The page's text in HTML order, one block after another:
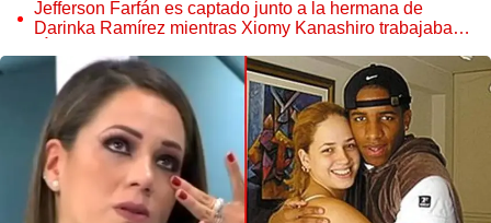
Jefferson Farfán es captado junto a la hermana de
Darinka Ramírez mientras Xiomy Kanashiro trabajaba: